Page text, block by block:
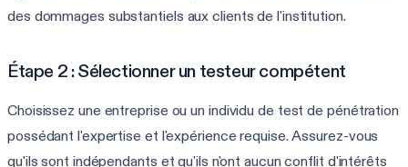
des dommages substantiels aux clients de l'institution.
Étape 2 : Sélectionner un testeur compétent
Choisissez une entreprise ou un individu de test de pénétration
possédant l'expertise et l'expérience requise. Assurez-vous
qu'ils sont indépendants et qu'ils n'ont aucun conflit d'intérêts